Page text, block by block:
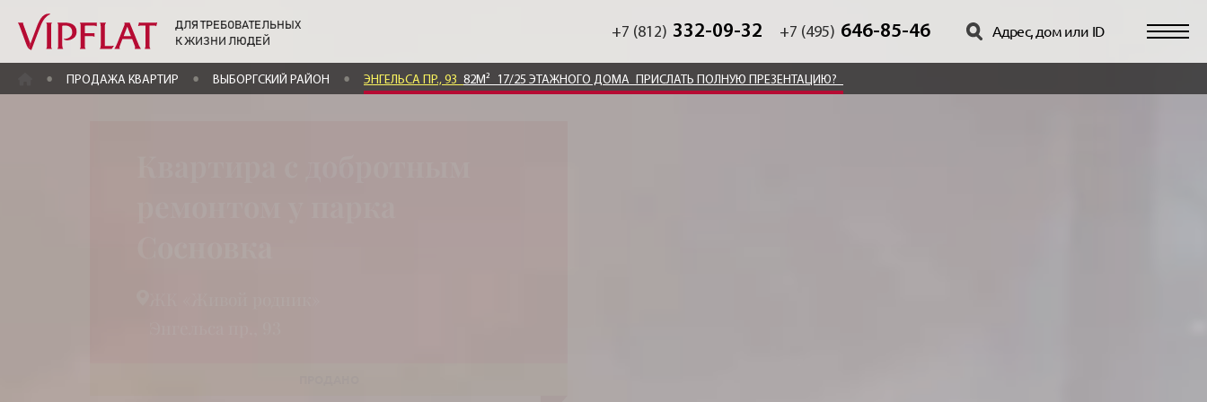
ДЛЯ ТРЕБОВАТЕЛЬНЫХ
К ЖИЗНИ ЛЮДЕЙ
+7 (812) 332-09-32 +7 (495) 646-85-46
ГЛАВНАЯПРОДАЖА КВАРТИР ВЫБОРГСКИЙ РАЙОН ЭНГЕЛЬСА ПР., 93 82М² 17/25 ЭТАЖНОГО ДОМА ПРИСЛАТЬ ПОЛНУЮ ПРЕЗЕНТАЦИЮ?